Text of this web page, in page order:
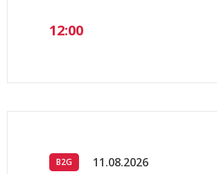
12:00
B2G 11.08.2026